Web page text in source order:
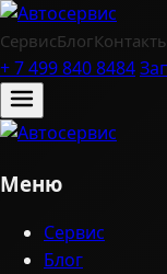
СервисБлогКонтакты
+ 7 499 840 8484
Меню
Сервис
Блог